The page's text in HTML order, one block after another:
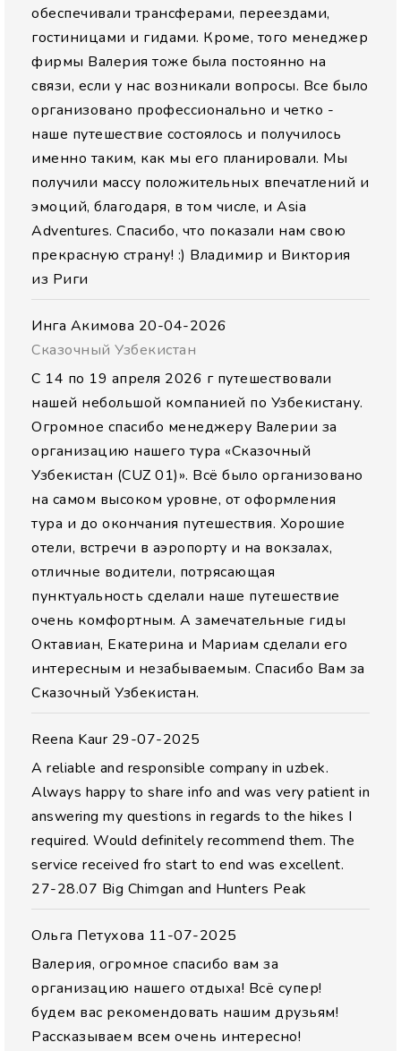
обеспечивали трансферами, переездами,
гостиницами и гидами. Кроме, того менеджер
фирмы Валерия тоже была постоянно на
связи, если у нас возникали вопросы. Все было
организовано профессионально и четко -
наше путешествие состоялось и получилось
именно таким, как мы его планировали. Мы
получили массу положительных впечатлений и
эмоций, благодаря, в том числе, и Asia
Adventures. Спасибо, что показали нам свою
прекрасную страну! :) Владимир и Виктория
из Риги
Инга Акимова 20-04-2026
Сказочный Узбекистан
С 14 по 19 апреля 2026 г путешествовали
нашей небольшой компанией по Узбекистану.
Огромное спасибо менеджеру Валерии за
организацию нашего тура «Сказочный
Узбекистан (CUZ 01)». Всё было организовано
на самом высоком уровне, от оформления
тура и до окончания путешествия. Хорошие
отели, встречи в аэропорту и на вокзалах,
отличные водители, потрясающая
пунктуальность сделали наше путешествие
очень комфортным. А замечательные гиды
Октавиан, Екатерина и Мариам сделали его
интересным и незабываемым. Спасибо Вам за
Сказочный Узбекистан.
Reena Kaur 29-07-2025
A reliable and responsible company in uzbek.
Always happy to share info and was very patient in
answering my questions in regards to the hikes I
required. Would definitely recommend them. The
service received fro start to end was excellent.
27-28.07 Big Chimgan and Hunters Peak
Ольга Петухова 11-07-2025
Валерия, огромное спасибо вам за
организацию нашего отдыха! Всё супер!
будем вас рекомендовать нашим друзьям!
Рассказываем всем очень интересно!